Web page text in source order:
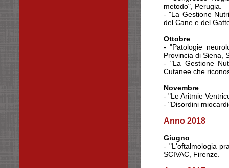
metodo", Perugia.
- "La Gestione
del Cane e del
Ottobre
- "Patologie
Provincia di Siena,
- "La Gestione
Cutanee che
Novembre
- "Le Aritmie
- "Disordini
Anno 2018
Giugno
- "L'oftalmologia
SCIVAC, Firenze.